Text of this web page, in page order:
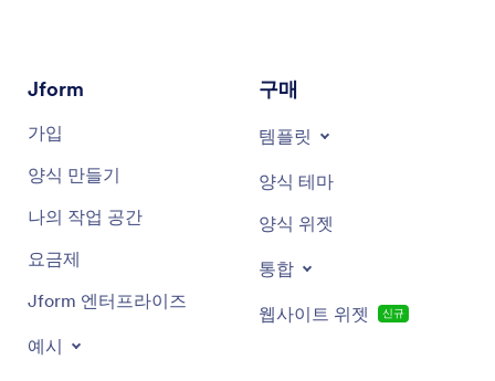
퀴즈들
Jform
가입
양식 만들기
나의 작업 공간
요금제
Jform 엔터프라이즈
예시
구매
템플릿
양식 테마
양식 위젯
통합
웹사이트 위젯 신규